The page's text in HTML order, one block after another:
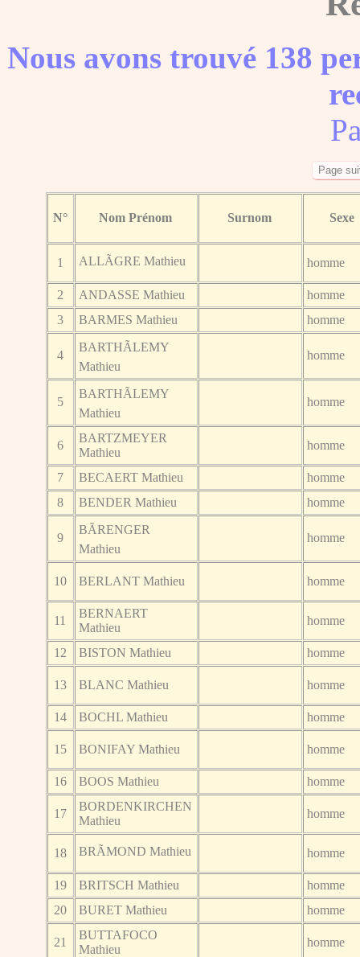
Nous avons trouvé 138
N° Nom Prénom Surnom Sexe
1 ALLÃGRE Mathieu homme
2 ANDASSE Mathieu
homme
3
BARMES Mathieu homme
4
BARTHÃLEMY
Mathieu
homme
5
BARTHÃLEMY
Mathieu
homme
6
BARTZMEYER
Mathieu
homme
7 BECAERT Mathieu
homme
8
BENDER Mathieu homme
9
BÃRENGER
Mathieu
homme
10 BERLANT Mathieu homme
11
BERNAERT
Mathieu
homme
12 BISTON Mathieu homme
13 BLANC Mathieu homme
14 BOCHL Mathieu homme
15 BONIFAY Mathieu homme
16 BOOS Mathieu homme
17
BORDENKIRCHEN
Mathieu
homme
18 BRÃMOND Mathieu homme
19 BRITSCH Mathieu
homme
20
BURET Mathieu homme
21
BUTTAFOCO
Mathieu
homme